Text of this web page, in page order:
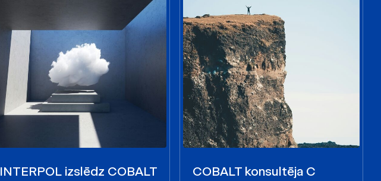
INTERPOL izslēdz COBALT
COBALT konsultēja C